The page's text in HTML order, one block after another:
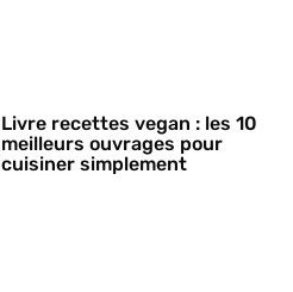
Livre recettes vegan : les 10
meilleurs ouvrages pour
cuisiner simplement